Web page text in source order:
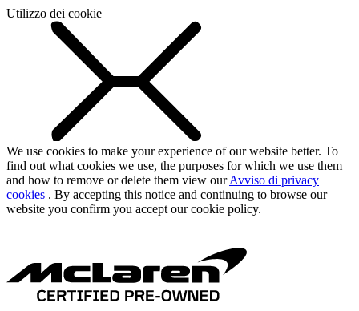
Utilizzo dei cookie
We use cookies to make your experience of our website better. To
find out what cookies we use, the purposes for which we use them
and how to remove or delete them view ourAvviso di privacy
cookies . By accepting this notice and continuing to browse our
website you confirm you accept our cookie policy.